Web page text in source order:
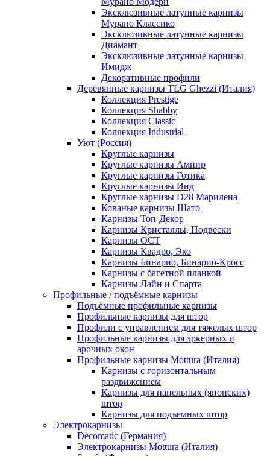
Эксклюзивные латунные карнизы
Мурано Классико
Эксклюзивные латунные карнизы
Диамант
Эксклюзивные латунные карнизы
Имидж
Декоративные профили
Деревянные карнизы TLG Ghezzi (Италия)
Коллекция Prestige
Коллекция Shabby
Коллекция Classic
Коллекция Industrial
Уют (Россия)
Круглые карнизы
Круглые карнизы Ампир
Круглые карнизы Готика
Круглые карнизы Инд
Круглые карнизы D28 Марилена
Кованые карнизы Шато
Карнизы Топ-Декор
Карнизы Кристаллы, Подвески
Карнизы ОСТ
Карнизы Квадро, Эко
Карнизы Бинарио, Бинарио-Кросс
Карнизы с багетной планкой
Карнизы Лайн и Спарта
Профильные / подъёмные карнизы
Подъёмные профильные карнизы
Профильные карнизы для штор
Профили с управлением для тяжелых штор
Профильные карнизы для эркерных и
арочных окон
Профильные карнизы Mottura (Италия)
Карнизы с горизонтальным
раздвижением
Карнизы для панельных (японских)
штор
Карнизы для подъемных штор
Электрокарнизы
Decomatic (Германия)
Электрокарнизы Mottura (Италия)